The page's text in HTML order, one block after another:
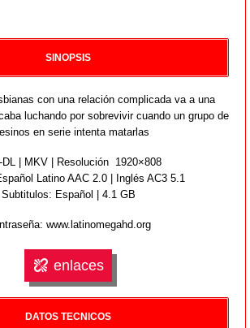
SINOPSIS
con una relación complicada va a una
luchando por sobrevivir cuando un grupo de
en serie intenta matarlas
DL | MKV | Resolución 1920×808
Latino AAC 2.0 | Inglés AC3 5.1
Subtitulos: Español | 4.1 GB
www.latinomegahd.org
enlaces
DATOS TECNICOS